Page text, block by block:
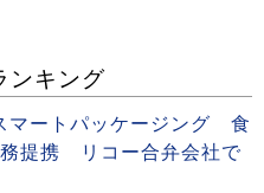
ンキング
マートパッケージング 食
提携 リコー合弁会社で